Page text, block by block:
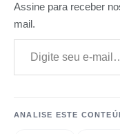
Assine para receber
mail.
Digite seu e-mail…
ANALISE ESTE